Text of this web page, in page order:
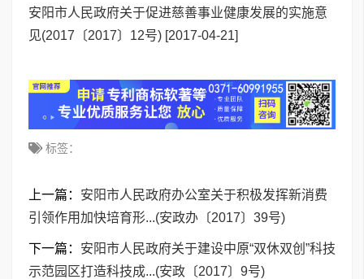
安阳市人民政府关于促进慈善事业健康发展的实施意
见(2017〔2017〕12号) [2017-04-21]
标签：
上一篇： 安阳市人民政府办公室关于积极发挥新消费
引领作用加快培育形...(安政办〔2017〕39号)
下一篇： 安阳市人民政府关于建设中原“双休双创”科技
示范园区打造科技成...(安政〔2017〕9号)